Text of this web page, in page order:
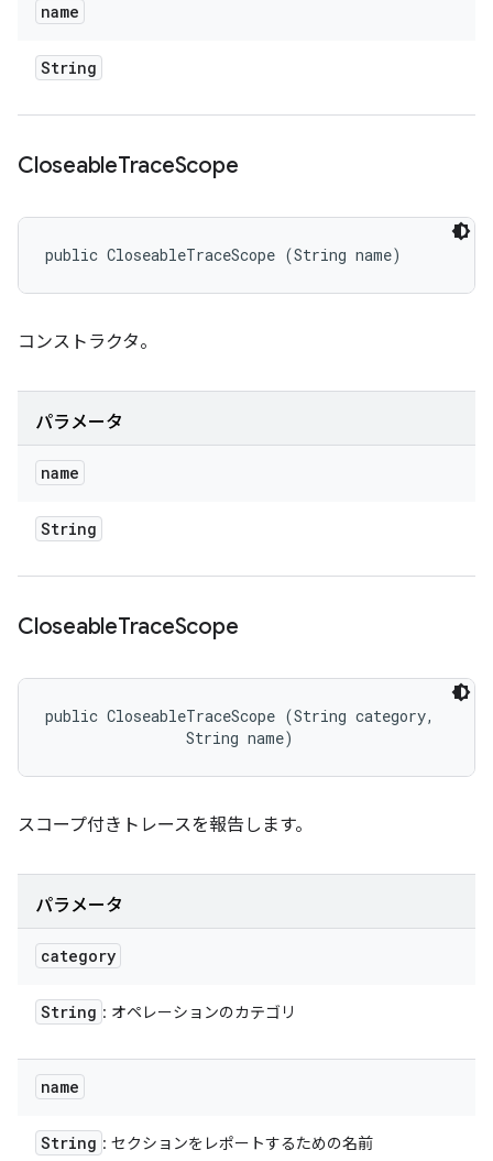
name
String
CloseableTraceScope
public CloseableTraceScope (String name)
コンストラクタ。
パラメータ
name
String
CloseableTraceScope
public CloseableTraceScope (String category,
                String name)
スコープ付きトレースを報告します。
パラメータ
category
String : オペレーションのカテゴリ
name
String : セクションをレポートするための名前